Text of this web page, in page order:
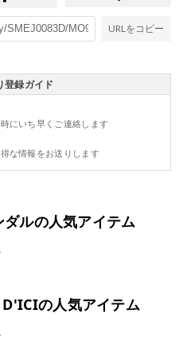
URLをコピー
登録ガイド
にいち早くご連絡します
な情報をお送りします
ルの人気アイテム
D'ICIの人気アイテム